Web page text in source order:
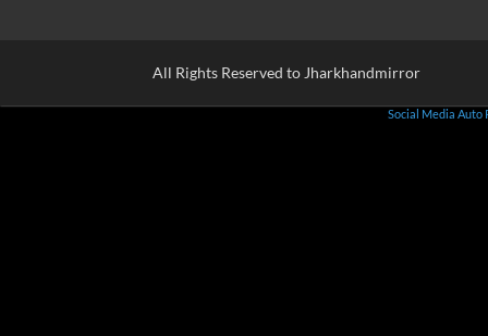
All Rights Reserved to Jharkhandmirror
Social Media Auto